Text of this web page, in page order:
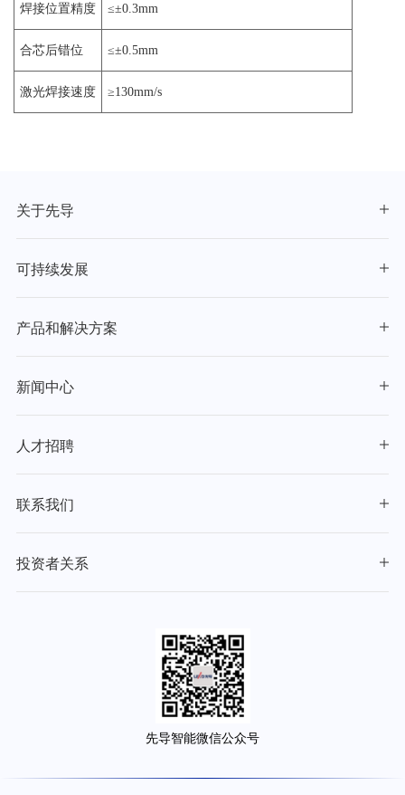
焊接位置精度 ≤±0.3mm
合芯后错位 ≤±0.5mm
激光焊接速度 ≥130mm/s
关于先导
可持续发展
产品和解决方案
新闻中心
人才招聘
联系我们
投资者关系
先导智能微信公众号